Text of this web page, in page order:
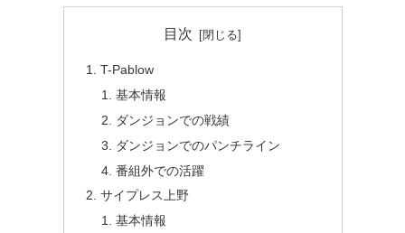
目次
T-Pablow
基本情報
ダンジョンでの戦績
ダンジョンでのパンチライン
番組外での活躍
サイプレス上野
基本情報